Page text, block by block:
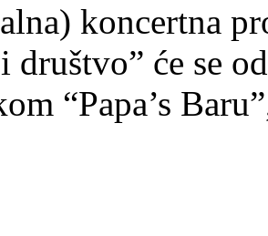
koncertna
društvo” će se
“Papa’s